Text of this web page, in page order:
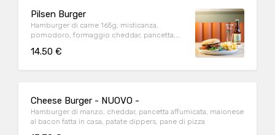
Pilsen Burger
Hamburger di carne 165g, misticanza,
pomodoro, formaggio cheddar, pancetta,
14.50 €
Cheese Burger - NUOVO -
Hamburger di manzo, cheddar, pancetta affumicata, maionese
al bacon fatta in casa, patate dippers, pane di pizza